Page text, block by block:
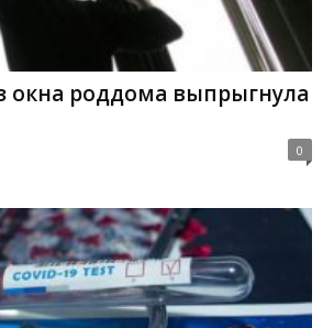
окна роддома выпрыгнула
0